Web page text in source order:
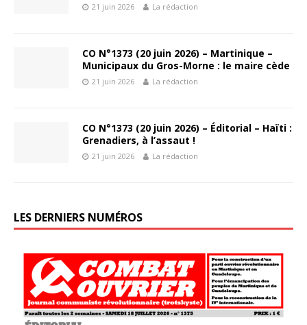
21 juin 2026 La rédaction
CO N°1373 (20 juin 2026) – Martinique –
Municipaux du Gros-Morne : le maire cède
21 juin 2026 La rédaction
CO N°1373 (20 juin 2026) – Éditorial – Haïti :
Grenadiers, à l’assaut !
21 juin 2026 La rédaction
LES DERNIERS NUMÉROS